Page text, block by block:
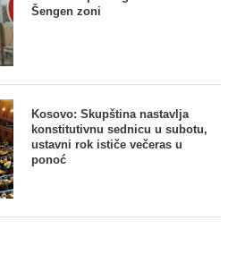
Šengen zoni
Kosovo: Skupština nastavlja
konstitutivnu sednicu u subotu,
ustavni rok ističe večeras u
ponoć